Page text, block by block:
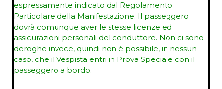
espressamente indicato dal Regolamento
Particolare della Manifestazione. Il passeggero
dovrà comunque aver le stesse licenze ed
assicurazioni personali del conduttore. Non ci sono
deroghe invece, quindi non è possibile, in nessun
caso, che il Vespista entri in Prova Speciale con il
passeggero a bordo.